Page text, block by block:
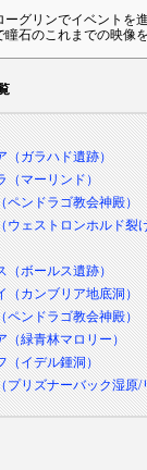
ーグリンでイベントを
瞳石のこれまでの映像
（ガラハド遺跡）
（マーリンド）
ペンドラゴ教会神殿）
ウェストロンホルド裂
（ボールス遺跡）
（カンブリア地底洞）
ペンドラゴ教会神殿）
（緑青林マロリー）
（イデル鍾洞）
プリズナーバック湿原/